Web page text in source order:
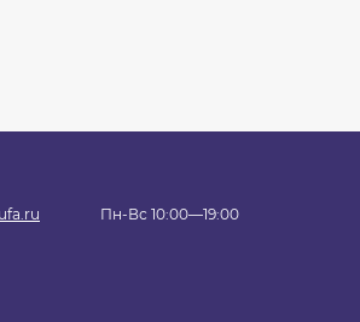
Пн-Вс 10:00—19:00